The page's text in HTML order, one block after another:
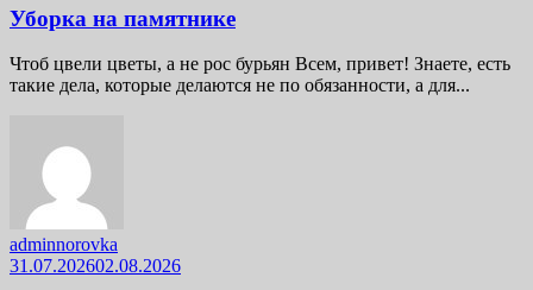
Уборка на памятнике
Чтоб цвели цветы, а не рос бурьян Всем, привет! Знаете, есть
такие дела, которые делаются не по обязанности, а для...
adminnorovka
31.07.202602.08.2026